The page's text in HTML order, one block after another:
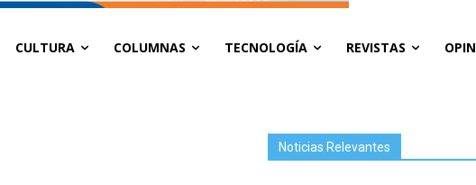
CULTURA COLUMNAS TECNOLOGÍA REVISTAS
Noticias Relevantes